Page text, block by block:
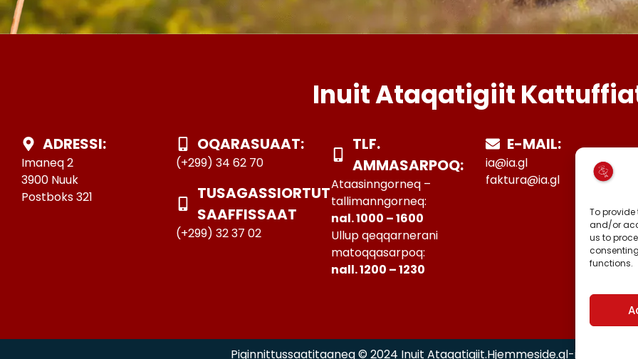
To provide
and/or
us to
functions.
Inuit Ataqatigiit
ADRESSI:
Imaneq 2
3900 Nuuk
Postboks 321
OQARASUAAT:
(+299) 34 62 70
TUSAGASSIORTUT
SAAFFISSAAT
(+299) 32 37 02
TLF.
AMMASARPOQ:
Ataasinngorneq –
tallimanngorneq:
nal. 1000 – 1600
Ullup qeqqarnerani
matoqqasarpoq:
nall. 1200 – 1230
E-MAIL:
ia@ia.gl
faktura@ia.gl
Piginnittussaatitaaneq © 2024 Inuit Ataqatigiit.Hjemmeside.gl-imit -